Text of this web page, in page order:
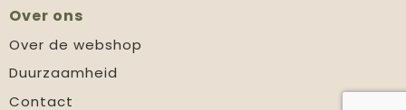
Over ons
Over de webshop
Duurzaamheid
Contact